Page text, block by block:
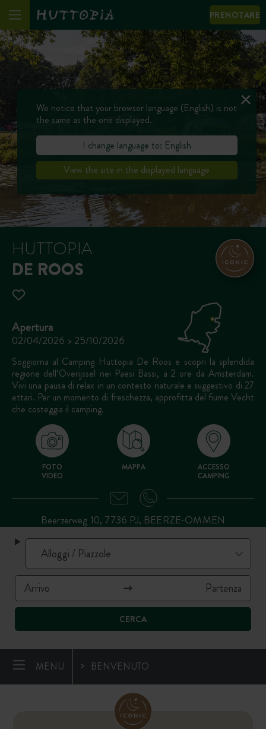
PRENOTARE
CERCA
HUTTOPIA
DE ROOS
Apertura
02/04/2026 > 25/10/2026
Soggiorna al Camping Huttopia De Roos e scopri la splendida
regione dell’Overijssel nei Paesi Bassi, a 2 ore da Amsterdam.
Vivi una pausa di relax in un contesto naturale e suggestivo di 27
ettari. Per un momento di freschezza, approfitta del fiume Vecht
che costeggia il camping.
FOTO
VIDEO
MAPPA
ACCESSO
CAMPING
Beerzerweg 10, 7736 PJ, BEERZE-OMMEN
MENU BENVENUTO
We notice that your browser language (English) is not
the same as the one displayed.
I change language to: English
View the site in the displayed language